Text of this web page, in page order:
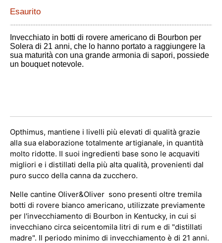
Esaurito
Invecchiato in botti di rovere americano di Bourbon per
Solera di 21 anni, che lo hanno portato a raggiungere la
sua maturità con una grande armonia di sapori, possiede
un bouquet notevole.
Opthimus, mantiene i livelli più elevati di qualità grazie
alla sua elaborazione totalmente artigianale, in quantità
molto ridotte. II suoi ingredienti base sono le acquaviti
migliori e i distillati della più alta qualità, provenienti dal
puro succo della canna da zucchero.
Nelle cantine Oliver&Oliver sono presenti oltre tremila
botti di rovere bianco americano, utilizzate previamente
per l'invecchiamento di Bourbon in Kentucky, in cui si
invecchiano circa seicentomila litri di rum e di "distillati
madre". Il periodo minimo di invecchiamento è di 21 anni.